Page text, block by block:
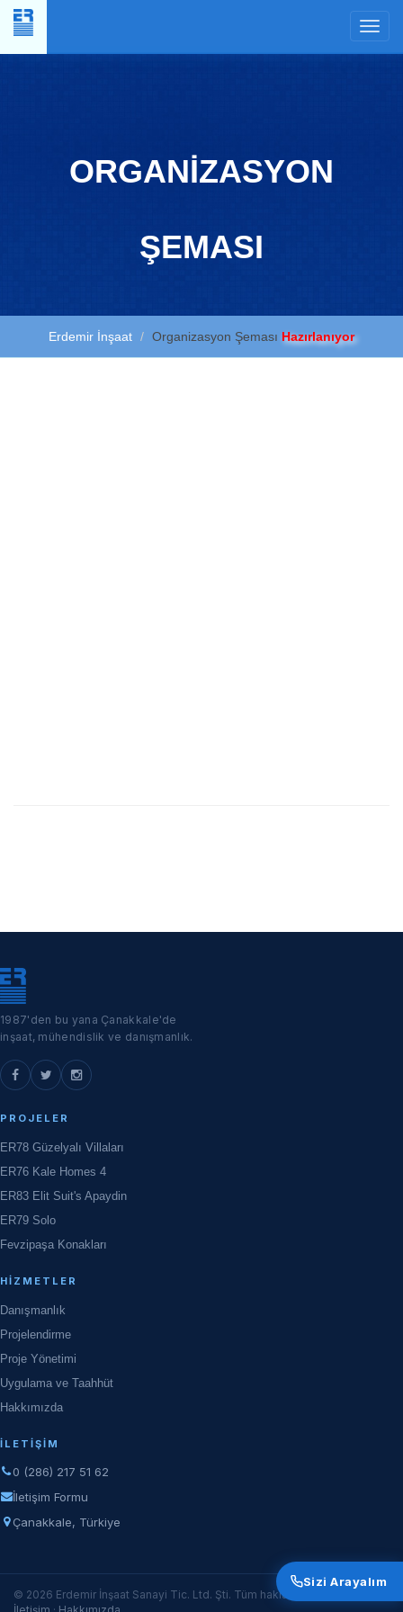
ORGANİZASYON
ŞEMASI
Erdemir İnşaat Organizasyon Şeması Hazırlanıyor
Sizi Arayalım
1987'den bu yana Çanakkale'de
inşaat, mühendislik ve danışmanlık.
PROJELER
ER78 Güzelyalı Villaları
ER76 Kale Homes 4
ER83 Elit Suit's Apaydin
ER79 Solo
Fevzipaşa Konakları
HIZMETLER
Danışmanlık
Projelendirme
Proje Yönetimi
Uygulama ve Taahhüt
Hakkımızda
İLETIŞIM
0 (286) 217 51 62
İletişim Formu
Çanakkale, Türkiye
© 2026 Erdemir İnşaat Sanayi Tic. Ltd. Şti. Tüm hakları saklıdır.